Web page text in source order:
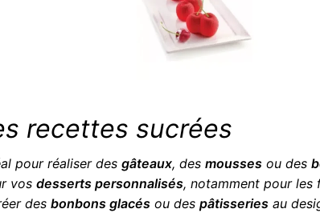
recettes sucrées
pour réaliser des gâteaux, des moussesou des
vos desserts personnalisés, notamment pour les
des bonbons glacésou des pâtisseriesau